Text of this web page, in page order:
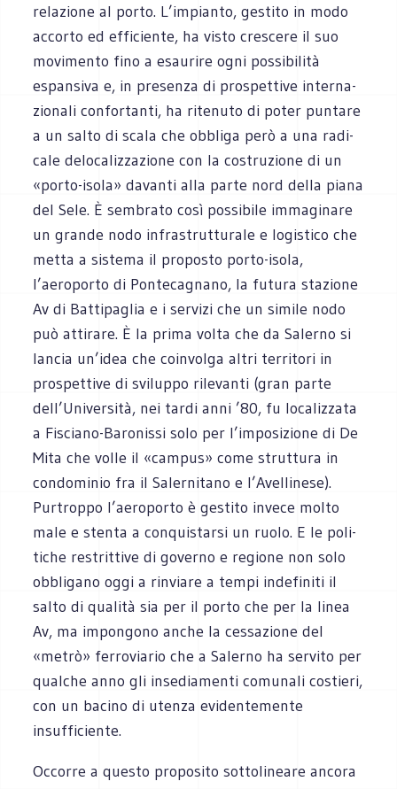
rela­zione al porto. L’impianto, gestito in modo
accorto ed effi­ciente, ha visto cre­scere il suo
movi­mento fino a esau­rire ogni pos­si­bi­lità
espan­siva e, in pre­senza di pro­spet­tive inter­na­
zio­nali con­for­tanti, ha rite­nuto di poter pun­tare
a un salto di scala che obbliga però a una radi­
cale delo­ca­liz­za­zione con la costru­zione di un
«porto-isola» davanti alla parte nord della piana
del Sele. È sem­brato così pos­si­bile imma­gi­nare
un grande nodo infra­strut­tu­rale e logi­stico che
metta a sistema il pro­po­sto porto-isola,
l’aeroporto di Pon­te­ca­gnano, la futura sta­zione
Av di Bat­ti­pa­glia e i ser­vizi che un simile nodo
può atti­rare. È la prima volta che da Salerno si
lan­cia un’idea che coin­volga altri ter­ri­tori in
pro­spet­tive di svi­luppo rile­vanti (gran parte
dell’Università, nei tardi anni ’80, fu loca­liz­zata
a Fisciano-Baronissi solo per l’imposizione di De
Mita che volle il «cam­pus» come strut­tura in
con­do­mi­nio fra il Saler­ni­tano e l’Avellinese).
Pur­troppo l’aeroporto è gestito invece molto
male e stenta a con­qui­starsi un ruolo. E le poli­
ti­che restrit­tive di governo e regione non solo
obbli­gano oggi a rin­viare a tempi inde­fi­niti il
salto di qua­lità sia per il porto che per la linea
Av, ma impon­gono anche la ces­sa­zione del
«metrò» fer­ro­via­rio che a Salerno ha ser­vito per
qual­che anno gli inse­dia­menti comu­nali costieri,
con un bacino di utenza evi­den­te­mente
insufficiente.
Occorre a que­sto pro­po­sito sot­to­li­neare ancora